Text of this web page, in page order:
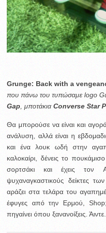
Grunge: Back with a
που πάνω του τυπώσαμε logo
Gap , μποτάκια Converse Star
Θα μπορούσε να είναι και
ανάλυση, αλλά είναι η
και ένα λουκ ωδή στην
καλοκαίρι, δένεις το
σορτσάκι και έχεις
ψυχαναγκαστικούς δείκτες
αράζει στα τελάρα του
έφυγες από την Ερμού,
πηγαίνει όπου ξανανοίξεις. Άιντε.